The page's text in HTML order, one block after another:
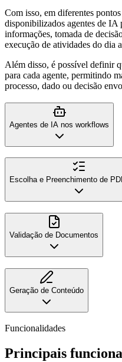
Com isso, em diferentes
disponibilizados agentes de IA
informações, tomada de
execução de atividades do dia
Além disso, é possível definir
para cada agente, permitindo
processo, dado ou decisão
Agentes de IA nos workflows
Escolha e Preenchimento de
Validação de Documentos
Geração de Conteúdo
Funcionalidades
Principais